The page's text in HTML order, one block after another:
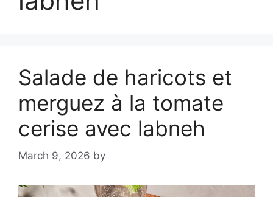
Salade de haricots et
merguez à la tomate
cerise avec labneh
March 9, 2026 by